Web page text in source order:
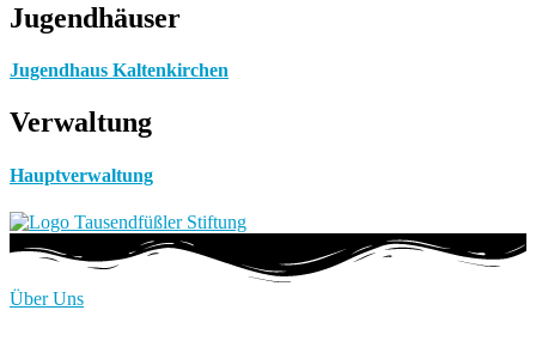
Jugendhäuser
Jugendhaus Kaltenkirchen
Verwaltung
Hauptverwaltung
Über Uns